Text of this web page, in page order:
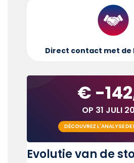
Direct contact met de
€ -
OP 31 JULI
DÉCOUVREZ L'ANALYSE DE
Evolutie van de